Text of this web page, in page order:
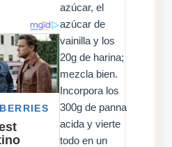
azúcar, el
azúcar de
vainilla y los
20g de harina;
mezcla bien.
Incorpora los
300g de panna
acida y vierte
todo en un